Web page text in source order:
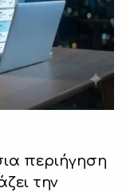
περιήγηση
την